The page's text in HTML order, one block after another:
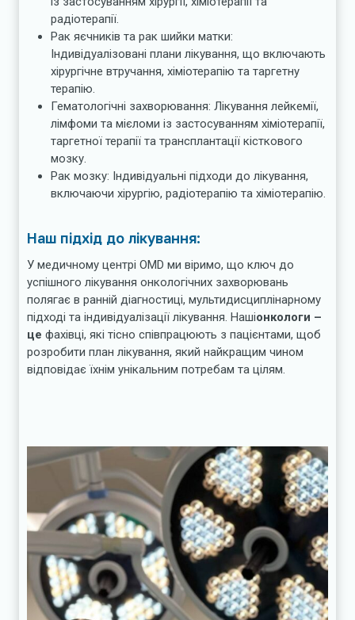
радіотерапії.
Рак яєчників та рак шийки матки:
Індивідуалізовані плани лікування, що включають
хірургічне втручання, хіміотерапію та таргетну
терапію.
Гематологічні захворювання: Лікування лейкемії,
лімфоми та мієломи із застосуванням хіміотерапії,
таргетної терапії та трансплантації кісткового
мозку.
Рак мозку: Індивідуальні підходи до лікування,
включаючи хірургію, радіотерапію та хіміотерапію.
Наш підхід до лікування:
У медичному центрі OMD ми віримо, що ключ до
успішного лікування онкологічних захворювань
полягає в ранній діагностиці, мультидисциплінарному
підході та індивідуалізації лікування. Нашіонкологи –
це фахівці, які тісно співпрацюють з пацієнтами, щоб
розробити план лікування, який найкращим чином
відповідає їхнім унікальним потребам та цілям.